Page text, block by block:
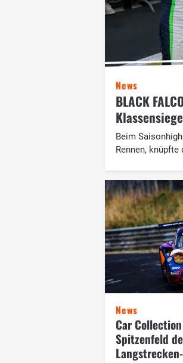
News
BLACK
Beim
Rennen, knüpfte
News
Car
Spitzenfeld